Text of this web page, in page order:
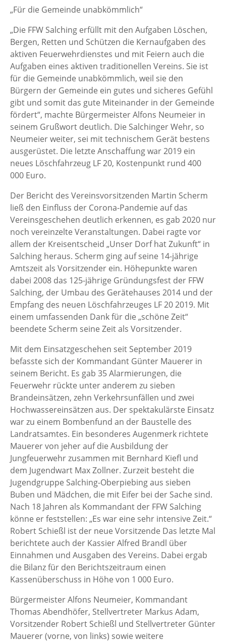
„Für die Gemeinde unabkömmlich“
„Die FFW Salching erfüllt mit den Aufgaben Löschen,
Bergen, Retten und Schützen die Kernaufgaben des
aktiven Feuerwehrdienstes und mit Feiern auch die
Aufgaben eines aktiven traditionellen Vereins. Sie ist
für die Gemeinde unabkömmlich, weil sie den
Bürgern der Gemeinde ein gutes und sicheres Gefühl
gibt und somit das gute Miteinander in der Gemeinde
fördert“, machte Bürgermeister Alfons Neumeier in
seinem Grußwort deutlich. Die Salchinger Wehr, so
Neumeier weiter, sei mit technischem Gerät bestens
ausgerüstet. Die letzte Anschaffung war 2019 ein
neues Löschfahrzeug LF 20, Kostenpunkt rund 400
000 Euro.
Der Bericht des Vereinsvorsitzenden Martin Scherm
ließ den Einfluss der Corona-Pandemie auf das
Vereinsgeschehen deutlich erkennen, es gab 2020 nur
noch vereinzelte Veranstaltungen. Dabei ragte vor
allem der Kreisentscheid „Unser Dorf hat Zukunft“ in
Salching heraus. Scherm ging auf seine 14-jährige
Amtszeit als Vorsitzender ein. Höhepunkte waren
dabei 2008 das 125-jährige Gründungsfest der FFW
Salching, der Umbau des Gerätehauses 2014 und der
Empfang des neuen Löschfahrzeuges LF 20 2019. Mit
einem umfassenden Dank für die „schöne Zeit“
beendete Scherm seine Zeit als Vorsitzender.
Mit dem Einsatzgeschehen seit September 2019
befasste sich der Kommandant Günter Mauerer in
seinem Bericht. Es gab 35 Alarmierungen, die
Feuerwehr rückte unter anderem zu sieben
Brandeinsätzen, zehn Verkehrsunfällen und zwei
Hochwassereinsätzen aus. Der spektakulärste Einsatz
war zu einem Bombenfund an der Baustelle des
Landratsamtes. Ein besonderes Augenmerk richtete
Mauerer von jeher auf die Ausbildung der
Jungfeuerwehr zusammen mit Bernhard Kiefl und
dem Jugendwart Max Zollner. Zurzeit besteht die
Jugendgruppe Salching-Oberpiebing aus sieben
Buben und Mädchen, die mit Eifer bei der Sache sind.
Nach 18 Jahren als Kommandant der FFW Salching
könne er feststellen: „Es war eine sehr intensive Zeit.“
Robert Schießl ist der neue Vorsitzende Das letzte Mal
berichtete auch der Kassier Alfred Brandl über
Einnahmen und Ausgaben des Vereins. Dabei ergab
die Bilanz für den Berichtszeitraum einen
Kassenüberschuss in Höhe von 1 000 Euro.
Bürgermeister Alfons Neumeier, Kommandant
Thomas Abendhöfer, Stellvertreter Markus Adam,
Vorsitzender Robert Schießl und Stellvertreter Günter
Mauerer (vorne, von links) sowie weitere